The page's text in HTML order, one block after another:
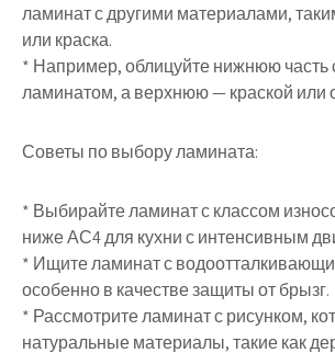
ламинат с другими материалами,
или краска.
* Например, облицуйте нижнюю часть
ламинатом, а верхнюю — краской или
Советы по выбору ламината:
* Выбирайте ламинат с классом
ниже АС4 для кухни с интенсивным
* Ищите ламинат с
особенно в качестве защиты от брызг.
* Рассмотрите ламинат с рисунком,
натуральные материалы, такие как